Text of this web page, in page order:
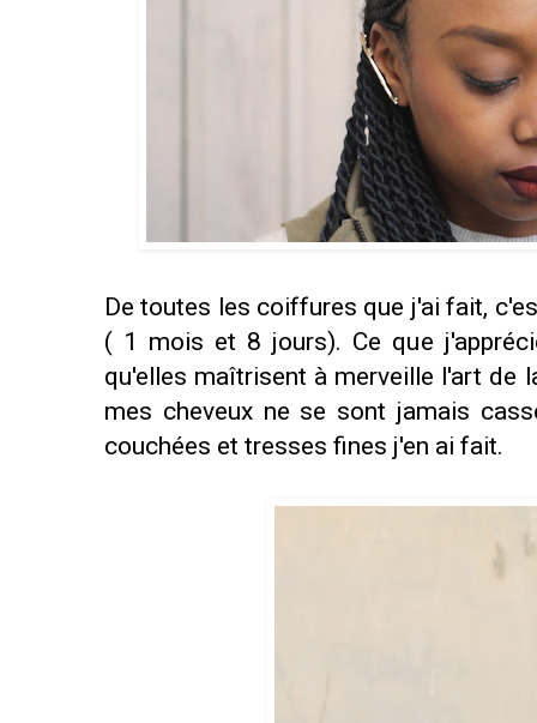
De toutes les coiffures que j'ai fait,
( 1 mois et 8 jours). Ce que
qu'elles maîtrisent à merveille l'art de
mes cheveux ne se sont jamais
couchées et tresses fines j'en ai fait.